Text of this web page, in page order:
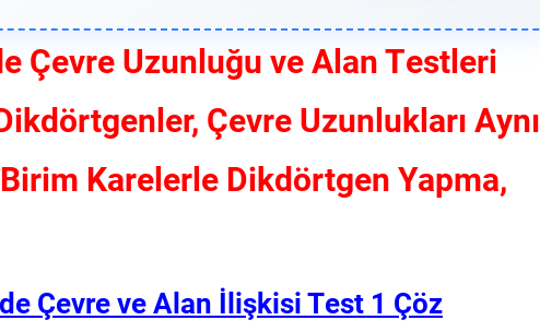
Çevre Uzunluğu ve Alan Testleri
Çevre Uzunlukları Aynı
Karelerle Dikdörtgen Yapma,
Çevre ve Alan İlişkisi Test 1 Çöz